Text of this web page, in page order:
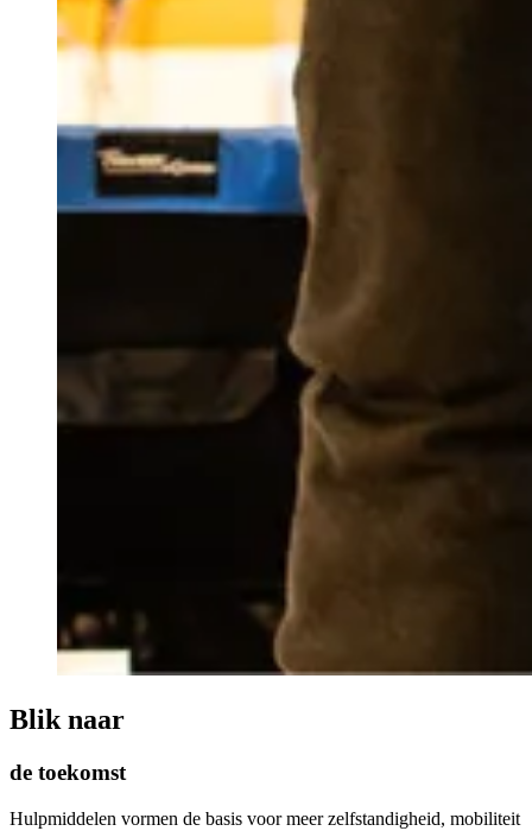
Blik naar
de toekomst
Hulpmiddelen vormen de basis voor meer zelfstandigheid, mobiliteit